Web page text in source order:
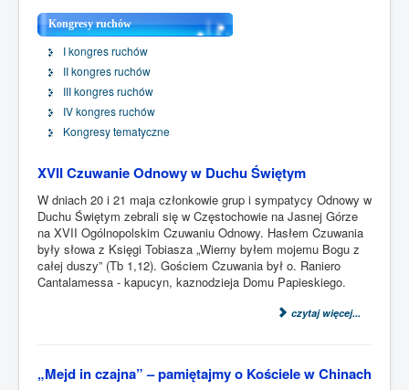
Kongresy ruchów
I kongres ruchów
II kongres ruchów
III kongres ruchów
IV kongres ruchów
Kongresy tematyczne
XVII Czuwanie Odnowy w Duchu Świętym
W dniach 20 i 21 maja członkowie grup i sympatycy Odnowy w
Duchu Świętym zebrali się w Częstochowie na Jasnej Górze
na XVII Ogólnopolskim Czuwaniu Odnowy. Hasłem Czuwania
były słowa z Księgi Tobiasza „Wierny byłem mojemu Bogu z
całej duszy” (Tb 1,12). Gościem Czuwania był o. Raniero
Cantalamessa - kapucyn, kaznodzieja Domu Papieskiego.
czytaj więcej...
„Mejd in czajna” – pamiętajmy o Kościele w Chinach